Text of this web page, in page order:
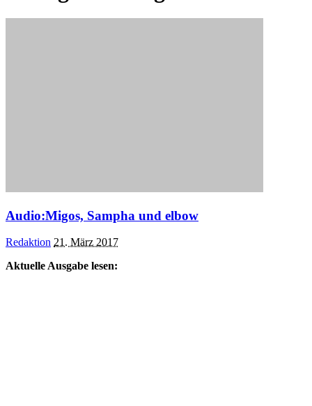
Audio:Migos, Sampha und elbow
Posted
Redaktion 21. März 2017
Aktuelle Ausgabe lesen: